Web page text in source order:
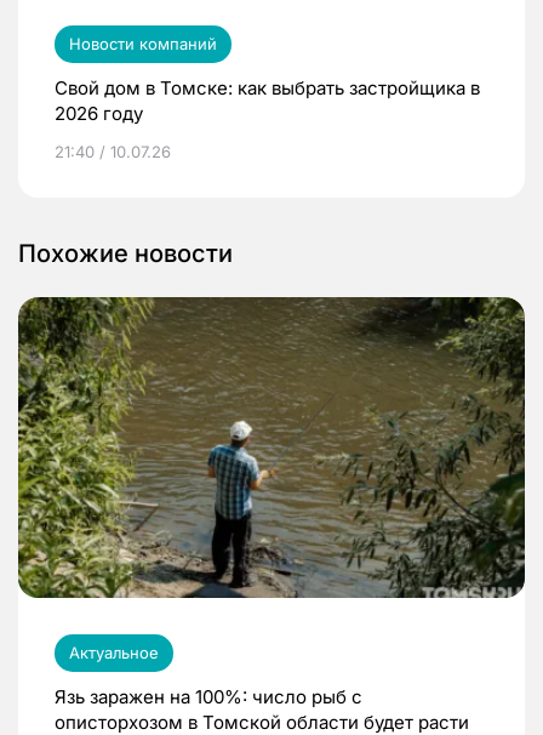
Новости компаний
Свой дом в Томске: как выбрать застройщика в
2026 году
21:40 / 10.07.26
Похожие новости
Актуальное
Язь заражен на 100%: число рыб с
описторхозом в Томской области будет расти